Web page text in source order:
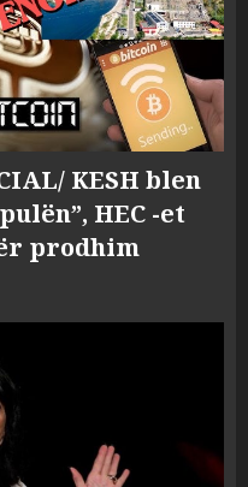
KESH blen
HEC -et
prodhim